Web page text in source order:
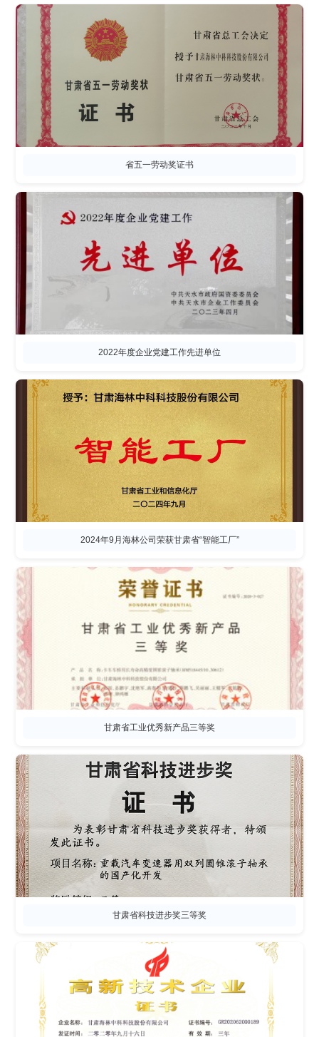
省五一劳动奖证书
2022年度企业党建工作先进单位
2024年9月海林公司荣获甘肃省“智能工厂”
甘肃省工业优秀新产品三等奖
甘肃省科技进步奖三等奖